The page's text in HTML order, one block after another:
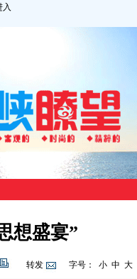
入
想盛宴”
字号： 小 中 大
转发